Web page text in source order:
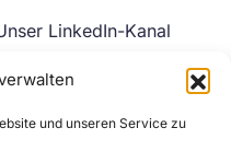
und unseren Service zu
LinkedIn-Kanal
YouTube-Kanal